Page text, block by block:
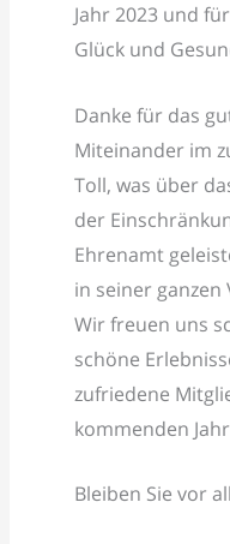
Jahr 2023 und
Glück und
Danke für das
Miteinander im
Toll, was über
der
Ehrenamt
in seiner
Wir freuen uns
schöne
zufriedene
kommenden
Bleiben Sie vor